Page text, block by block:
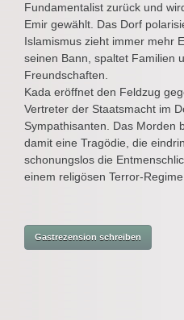
Fundamentalist zurück und
Emir gewählt. Das Dorf
Islamismus zieht immer mehr
seinen Bann, spaltet Familien
Freundschaften.
Kada eröffnet den Feldzug
Vertreter der Staatsmacht im
Sympathisanten. Das Morden
damit eine Tragödie, die
schonungslos die
einem religösen Terror-Regime